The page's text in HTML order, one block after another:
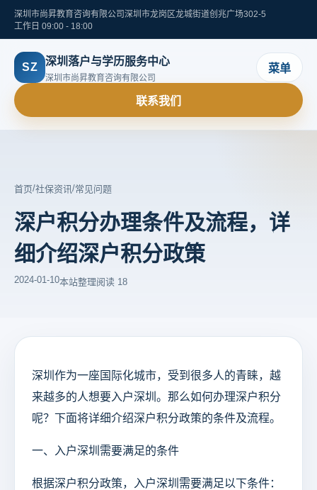
深圳市尚昇教育咨询有限公司 深圳市龙岗区龙城街道创兆广场302-5
工作日 09:00 - 18:00
SZ 深圳落户与学历服务中心
深圳市尚昇教育咨询有限公司
菜单
联系我们
首页/社保资讯/常见问题
深户积分办理条件及流程，详
细介绍深户积分政策
2024-01-10本站整理阅读 18
深圳作为一座国际化城市，受到很多人的青睐，越
来越多的人想要入户深圳。那么如何办理深户积分
呢？下面将详细介绍深户积分政策的条件及流程。
一、入户深圳需要满足的条件
根据深户积分政策，入户深圳需要满足以下条件：